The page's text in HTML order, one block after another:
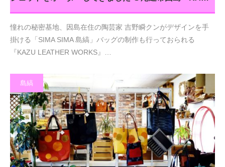
憧れの秘密基地、因島在住の陶芸家 吉野瞬クンがデザインを手
掛ける「SIMA SIMA 島縞」バッグの制作も行っておられる
『KAZU LEATHER WORKS』…
島縞